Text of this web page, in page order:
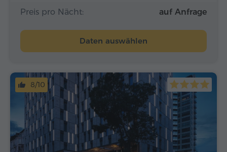
Preis pro Nächt: auf Anfrage
Daten auswählen
8/10